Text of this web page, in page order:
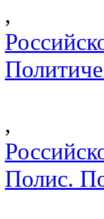
,
,
Полис.